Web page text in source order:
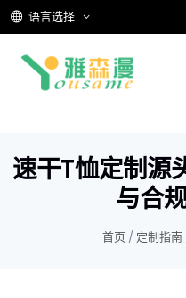
语言选择
速干T恤定制源
与合
首页 / 定制指南